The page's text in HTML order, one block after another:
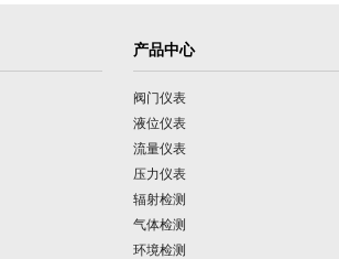
产品中心
阀门仪表
液位仪表
流量仪表
压力仪表
辐射检测
气体检测
环境检测